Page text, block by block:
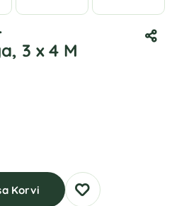
3 x 4 M
Korvi